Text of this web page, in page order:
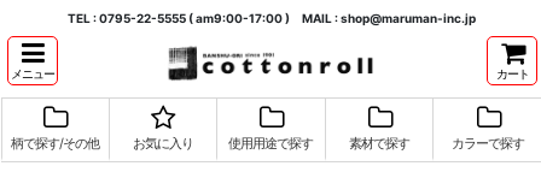
TEL : 0795-22-5555 ( am9:00-17:00 ) MAIL : shop@maruman-inc.jp
メニュー カート
柄で探す/その他 お気に入り 使用用途で探す 素材で探す カラーで探す